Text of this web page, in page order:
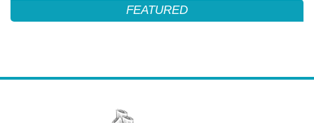
FEATURED